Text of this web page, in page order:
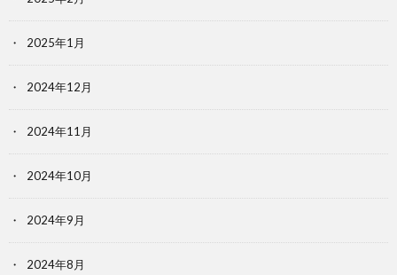
2025年1月
2024年12月
2024年11月
2024年10月
2024年9月
2024年8月